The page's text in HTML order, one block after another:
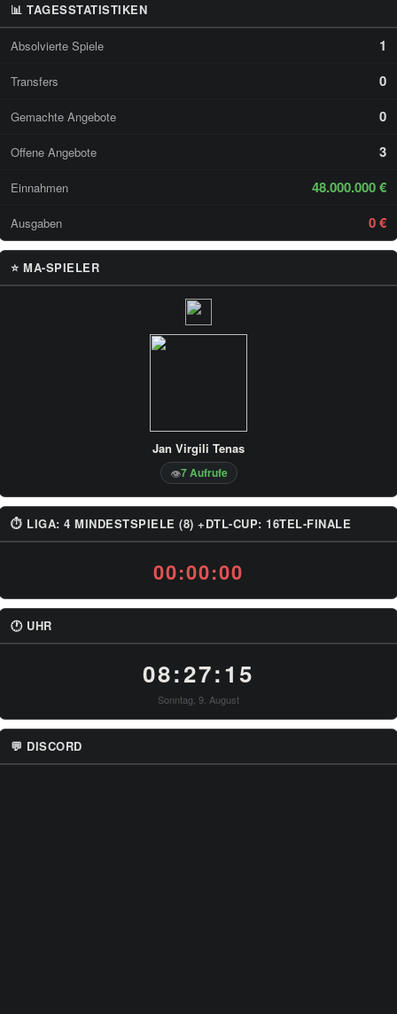
📊 TAGESSTATISTIKEN
Absolvierte Spiele 1
Transfers 0
Gemachte Angebote 0
Offene Angebote 3
Einnahmen 48.000.000 €
Ausgaben 0 €
⭐ MA-SPIELER
Jan Virgili Tenas
👁7 Aufrufe
⏱ LIGA: 4 MINDESTSPIELE (8) +DTL-CUP: 16TEL-FINALE
00:00:00
🕐 UHR
08:27:15
Sonntag, 9. August
💬 DISCORD